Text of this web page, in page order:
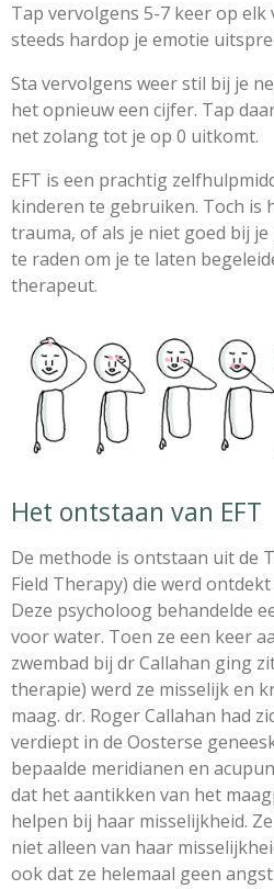
Tap vervolgens 5-7 keer op
steeds hardop je emotie
Sta vervolgens weer stil bij je
het opnieuw een cijfer. Tap
net zolang tot je op 0 uitkomt.
EFT is een prachtig
kinderen te gebruiken. Toch is
trauma, of als je niet goed bij
te raden om je te laten
therapeut.
Het ontstaan van EFT
De methode is ontstaan uit de
Field Therapy) die werd
Deze psycholoog behandelde
voor water. Toen ze een keer
zwembad bij dr Callahan ging
therapie) werd ze misselijk en
maag. dr. Roger Callahan had
verdiept in de Oosterse
bepaalde meridianen en
dat het aantikken van het
helpen bij haar misselijkheid.
niet alleen van haar
ook dat ze helemaal geen